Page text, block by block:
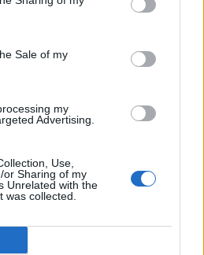
Sale of my
my
Advertising.
Use,
or Sharing of my
Unrelated with the
was collected.